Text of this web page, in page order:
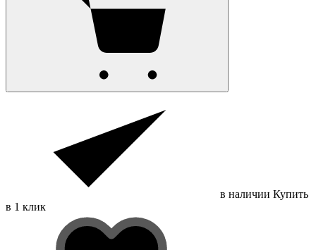
в наличии Купить
в 1 клик